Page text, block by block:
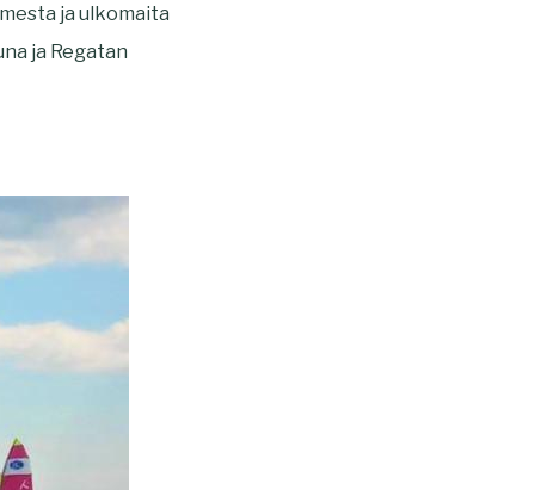
ja ulkomaita
ja Regatan